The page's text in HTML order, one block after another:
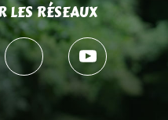
LES RÉSEAUX